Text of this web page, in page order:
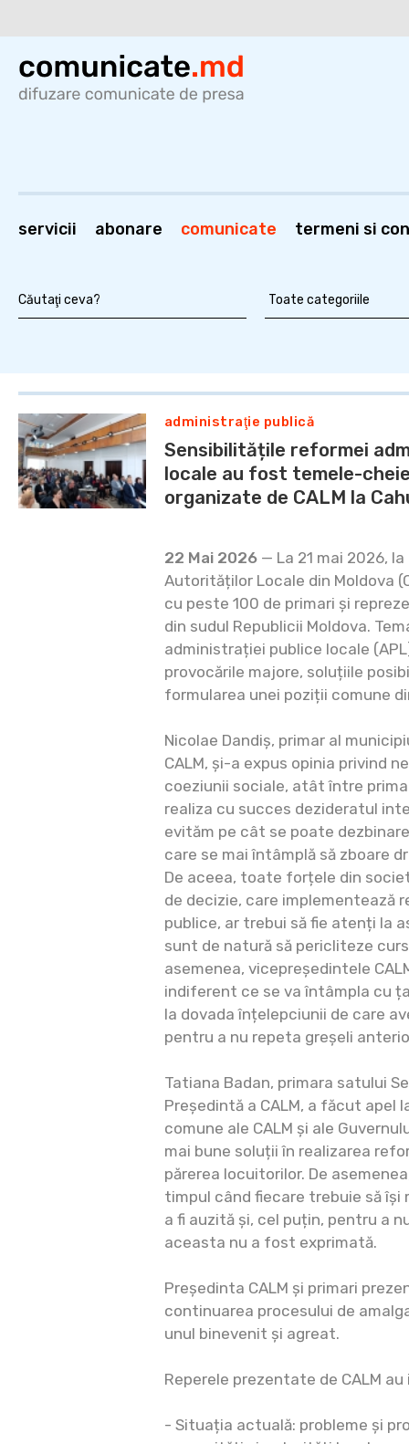
servicii abonare comunicate termeni si
administraţie publică
Sensibilitățile reformei
locale au fost temele-
organizate de CALM la
22 Mai 2026 — La 21 mai 2026,
Autorităților Locale din Moldova
cu peste 100 de primari și
din sudul Republicii Moldova.
administrației publice locale
provocările majore, soluțiile
formularea unei poziții comune
Nicolae Dandiș, primar al
CALM, și-a expus opinia privind
coeziunii sociale, atât între
realiza cu succes dezideratul
evităm pe cât se poate
care se mai întâmplă să zboare
De aceea, toate forțele din
de decizie, care implementează
publice, ar trebui să fie atenți la
sunt de natură să pericliteze
asemenea, vicepreședintele
indiferent ce se va întâmpla cu
la dovada înțelepciunii de care
pentru a nu repeta greșeli
Tatiana Badan, primara satului
Președintă a CALM, a făcut apel
comune ale CALM și ale
mai bune soluții în realizarea
părerea locuitorilor. De
timpul când fiecare trebuie să
a fi auzită și, cel puțin, pentru a
aceasta nu a fost exprimată.
Președinta CALM și primari
continuarea procesului de
unul binevenit și agreat.
Reperele prezentate de CALM au
- Situația actuală: probleme și